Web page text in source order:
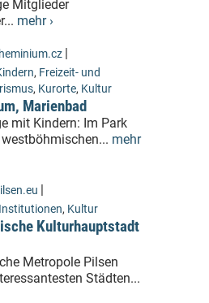
Mitglieder
mehr ›
|
, Freizeit- und
, Kurorte, Kultur
Marienbad
mit Kindern: Im Park
mehr
|
Institutionen, Kultur
Kulturhauptstadt
Metropole Pilsen
Städten...